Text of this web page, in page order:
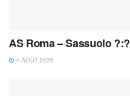
AS Roma – Sassuolo ?:?
4 AOÛT 2026